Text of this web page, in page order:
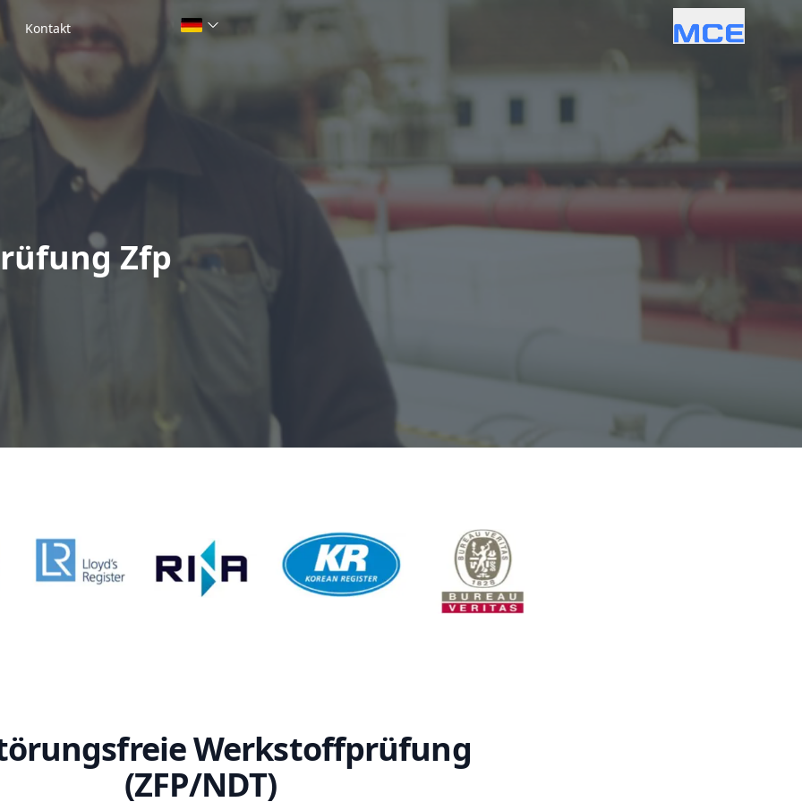
Kontakt
Zfp
Werkstoffprüfung
(ZFP/NDT)